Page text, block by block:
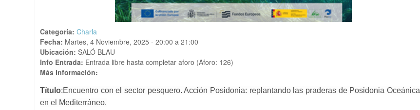
Categoría: Charla
Fecha: Martes, 4 Noviembre, 2025 - 20:00 a 21:00
Ubicación: SALÓ BLAU
Info Entrada: Entrada libre hasta completar aforo (Aforo: 126)
Más Información:
Título:Encuentro con el sector pesquero. Acción Posidonia: replantando las praderas de Posidonia Oceánica
en el Mediterráneo.